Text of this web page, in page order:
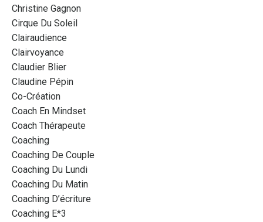
Christine Gagnon
Cirque Du Soleil
Clairaudience
Clairvoyance
Claudier Blier
Claudine Pépin
Co-Création
Coach En Mindset
Coach Thérapeute
Coaching
Coaching De Couple
Coaching Du Lundi
Coaching Du Matin
Coaching D’écriture
Coaching E*3